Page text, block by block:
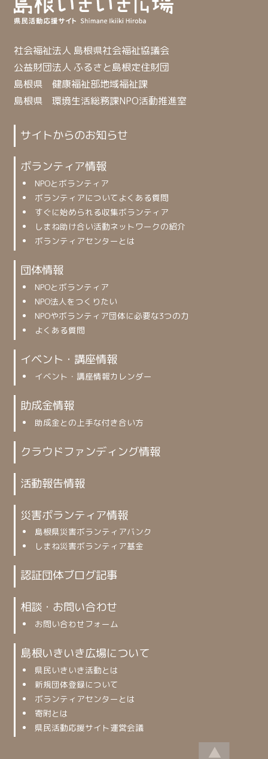
社会福祉法人 島根県社会福祉協議会
公益財団法人 ふるさと島根定住財団
島根県 健康福祉部地域福祉課
島根県 環境生活総務課NPO活動推進室
サイトからのお知らせ
ボランティア情報
NPOとボランティア
ボランティアについてよくある質問
すぐに始められる収集ボランティア
しまね助け合い活動ネットワークの紹介
ボランティアセンターとは
団体情報
NPOとボランティア
NPO法人をつくりたい
NPOやボランティア団体に必要な3つの力
よくある質問
イベント・講座情報
イベント・講座情報カレンダー
助成金情報
助成金との上手な付き合い方
クラウドファンディング情報
活動報告情報
災害ボランティア情報
島根県災害ボランティアバンク
しまね災害ボランティア基金
認証団体ブログ記事
相談・お問い合わせ
お問い合わせフォーム
島根いきいき広場について
県民いきいき活動とは
新規団体登録について
ボランティアセンターとは
寄附とは
県民活動応援サイト運営会議